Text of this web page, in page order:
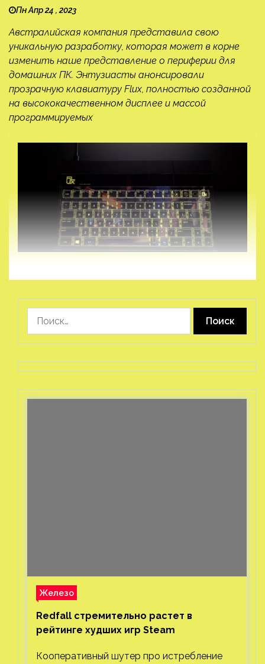
Пн Апр 24 , 2023
Австралийская компания представила свою
уникальную разработку, которая может в корне
изменить наше представление о периферии для
домашних ПК. Энтузиасты анонсировали
прозрачную клавиатуру Flux, полностью созданной
на высококачественном дисплее и массой
программируемых
Железо
Redfall стремительно растет в
рейтинге худших игр Steam
Кооперативный шутер про истребление